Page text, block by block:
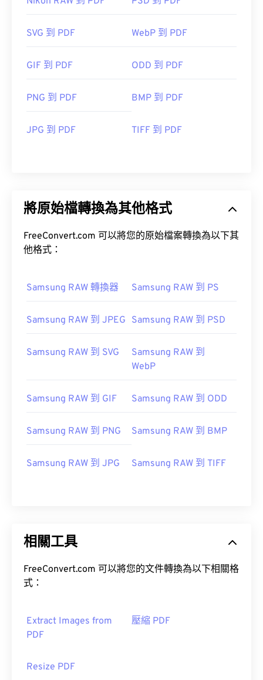
SVG 到 PDF WebP 到 PDF
GIF 到 PDF ODD 到 PDF
PNG 到 PDF BMP 到 PDF
JPG 到 PDF TIFF 到 PDF
將原始檔轉換為其他格式
FreeConvert.com 可以將您的原始檔案轉換為以下其
他格式：
Samsung RAW 轉換器 Samsung RAW 到 PS
Samsung RAW 到 JPEG Samsung RAW 到 PSD
Samsung RAW 到 SVG
Samsung RAW 到
WebP
Samsung RAW 到 GIF Samsung RAW 到 ODD
Samsung RAW 到 PNG Samsung RAW 到 BMP
Samsung RAW 到 JPG Samsung RAW 到 TIFF
相關工具
FreeConvert.com 可以將您的文件轉換為以下相關格
式：
Extract Images from
PDF
壓縮 PDF
Resize PDF